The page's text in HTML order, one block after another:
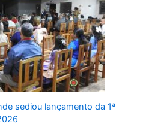
sediou lançamento da 1ª